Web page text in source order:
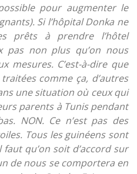
pour augmenter le
Si l’hôpital Donka ne
prêts à prendre l’hôtel
pas non plus qu’on nous
mesures. C’est-à-dire que
comme ça, d’autres
une situation où ceux qui
parents à Tunis pendant
NON. Ce n’est pas des
Tous les guinéens sont
qu’on soit d’accord sur
de nous se comportera en